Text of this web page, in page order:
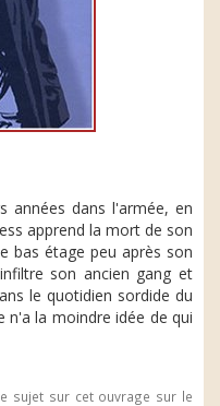
années dans l'armée, en
apprend la mort de son
bas étage peu après son
son ancien gang et
le quotidien sordide du
n'a la moindre idée de qui
sujet sur cet ouvrage sur le